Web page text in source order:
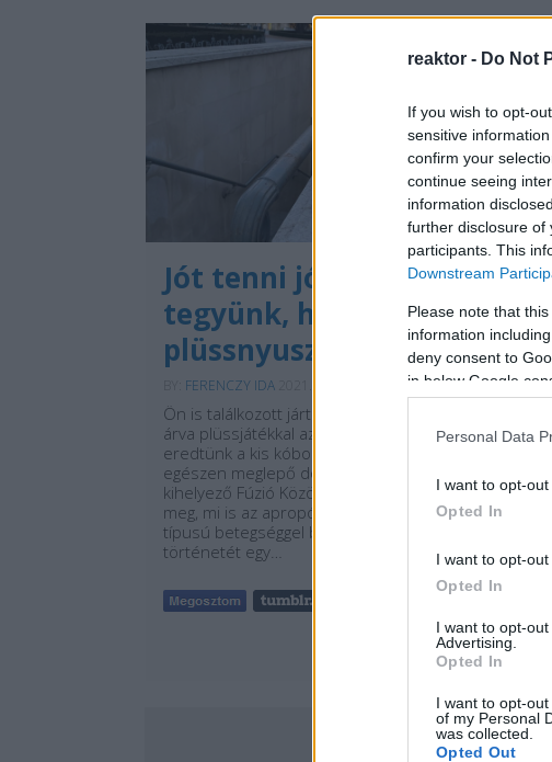
reaktor - Do Not
If you wish to opt-
sensitive
confirm your
continue seeing
information
further disclosure of
participants. This
Downstream
Please note that
information
deny consent to
in below Google
Personal Data
I want to opt-
Opted In
I want to opt-
Opted In
I want to opt-
Advertising.
Opted In
I want to opt-
of my Personal
was collected.
Opted Out
Jót tenni jó, avagy mit
tegyünk, ha
plüssnyusziba botlunk?
FERENCZY IDA
Ön is találkozott jártában-keltében egy-egy
árva plüssjátékkal az utcán? Nyomába
eredtünk a kis kóbor jószágoknak, és
egészen meglepő dolgot találtunk. A
kihelyező Fúzió Közösség tagjait kérdeztük
meg, mi is az apropója a játéknak. Az SMA
típusú betegséggel bátran küzdő Zsombor
történetét egy…